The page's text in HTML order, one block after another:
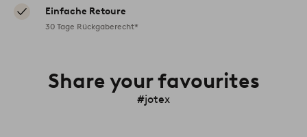
Einfache Retoure
30 Tage Rückgaberecht*
Share your favourites
#jotex